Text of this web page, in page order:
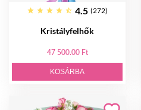
4.5 (272)
Kristályfelhők
47 500.00 Ft
KOSÁRBA